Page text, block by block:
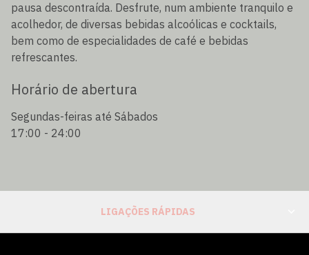
pausa descontraída. Desfrute, num ambiente tranquilo e
acolhedor, de diversas bebidas alcoólicas e cocktails,
bem como de especialidades de café e bebidas
refrescantes.
Horário de abertura
Segundas-feiras até Sábados
17:00 - 24:00
LIGAÇÕES RÁPIDAS